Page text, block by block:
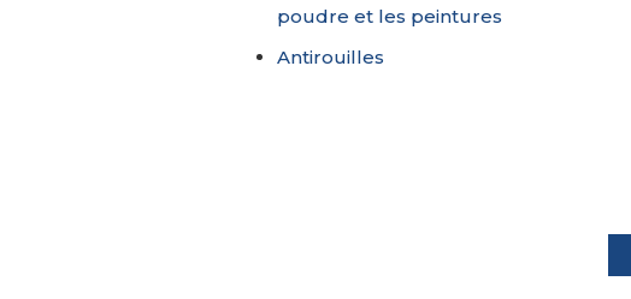
poudre et les peintures
Antirouilles